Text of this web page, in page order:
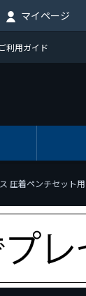
マイページ
ご利用ガイド
圧着ペンチセット